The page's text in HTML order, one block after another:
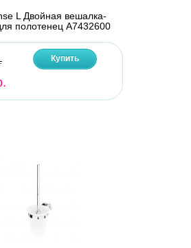
L Двойная вешалка-
полотенец A7432600
Купить